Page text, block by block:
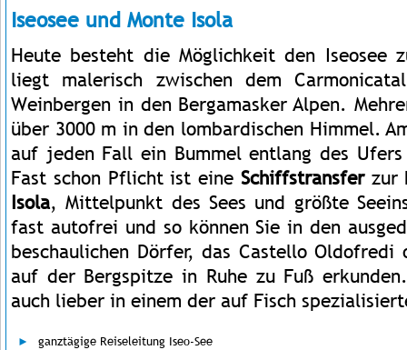
Iseosee und Monte Isola
Heute besteht die Möglichkeit den Iseosee
liegt malerisch zwischen dem
Weinbergen in den Bergamasker Alpen.
über 3000 m in den lombardischen Himmel.
auf jeden Fall ein Bummel entlang des
Fast schon Pflicht ist eine Schiffstransferzur
Isola, Mittelpunkt des Sees und größte
fast autofrei und so können Sie in den
beschaulichen Dörfer, das Castello
auf der Bergspitze in Ruhe zu Fuß
auch lieber in einem der auf Fisch
ganztägige Reiseleitung Iseo-See